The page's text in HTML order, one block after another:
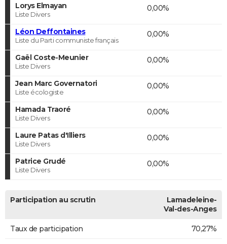
Lorys Elmayan
Liste Divers
0,00%
Léon Deffontaines
Liste du Parti communiste français
0,00%
Gaël Coste-Meunier
Liste Divers
0,00%
Jean Marc Governatori
Liste écologiste
0,00%
Hamada Traoré
Liste Divers
0,00%
Laure Patas d'Illiers
Liste Divers
0,00%
Patrice Grudé
Liste Divers
0,00%
Participation au scrutin
Lamadeleine-
Val-des-Anges
Taux de participation 70,27%